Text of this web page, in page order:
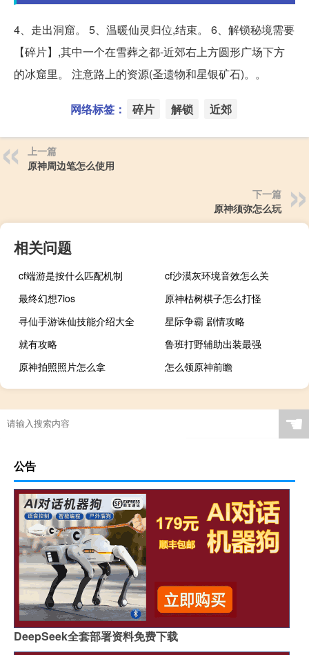
4、走出洞窟。 5、温暖仙灵归位,结束。 6、解锁秘境需要
【碎片】,其中一个在雪葬之都-近郊右上方圆形广场下方
的冰窟里。 注意路上的资源(圣遗物和星银矿石)。。
网络标签： 碎片 解锁 近郊
上一篇
原神周边笔怎么使用
下一篇
原神须弥怎么玩
相关问题
cf端游是按什么匹配机制
cf沙漠灰环境音效怎么关
最终幻想7ios
原神枯树棋子怎么打怪
寻仙手游诛仙技能介绍大全
星际争霸 剧情攻略
就有攻略
鲁班打野辅助出装最强
原神拍照照片怎么拿
怎么领原神前瞻
☚
公告
DeepSeek全套部署资料免费下载